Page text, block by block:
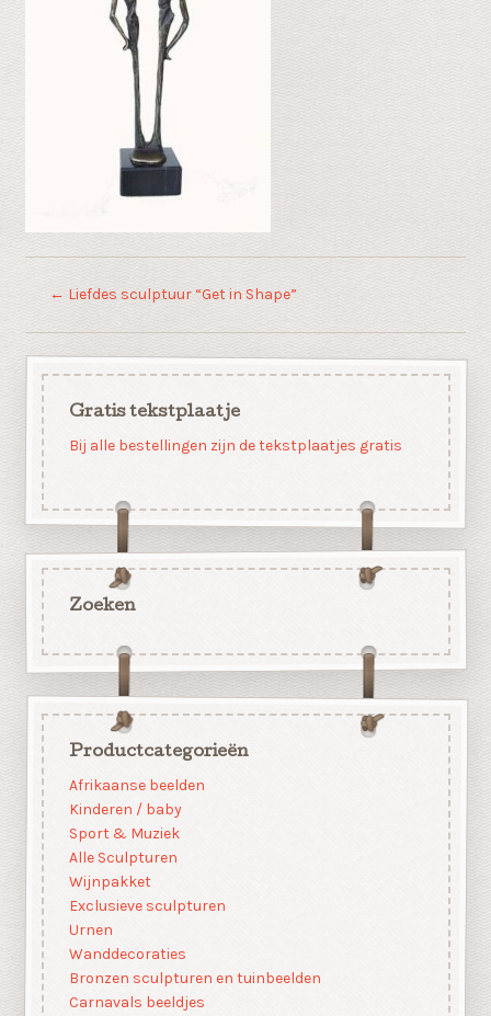
← Liefdes sculptuur “Get in Shape”
Gratis tekstplaatje
Bij alle bestellingen zijn de tekstplaatjes gratis
Zoeken
Productcategorieën
Afrikaanse beelden
Kinderen / baby
Sport & Muziek
Alle Sculpturen
Wijnpakket
Exclusieve sculpturen
Urnen
Wanddecoraties
Bronzen sculpturen en tuinbeelden
Carnavals beeldjes